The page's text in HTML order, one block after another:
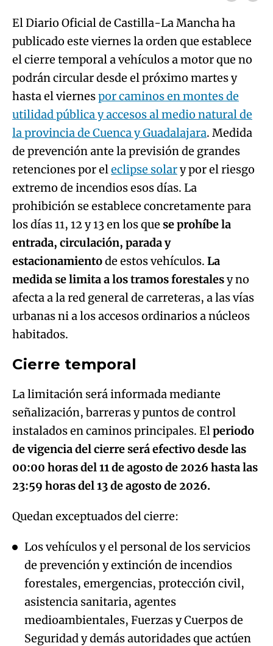
El Diario Oficial de Castilla-La Mancha ha
publicado este viernes la orden que establece
el cierre temporal a vehículos a motor que no
podrán circular desde el próximo martes y
hasta el viernespor caminos en montes de
utilidad pública y accesos al medio natural de
la provincia de Cuenca y Guadalajara. Medida
de prevención ante la previsión de grandes
retenciones por eleclipse solary por el riesgo
extremo de incendios esos días. La
prohibición se establece concretamente para
los días 11, 12 y 13 en los que se prohíbe la
entrada, circulación, parada y
estacionamientode estos vehículos. La
medida se limita a los tramos forestalesy no
afecta a la red general de carreteras, a las vías
urbanas ni a los accesos ordinarios a núcleos
habitados.
Cierre temporal
La limitación será informada mediante
señalización, barreras y puntos de control
instalados en caminos principales. Elperiodo
de vigencia del cierre será efectivo desde las
00:00 horas del 11 de agosto de 2026 hasta las
23:59 horas del 13 de agosto de 2026.
Quedan exceptuados del cierre:
Los vehículos y el personal de los servicios
de prevención y extinción de incendios
forestales, emergencias, protección civil,
asistencia sanitaria, agentes
medioambientales, Fuerzas y Cuerpos de
Seguridad y demás autoridades que actúen